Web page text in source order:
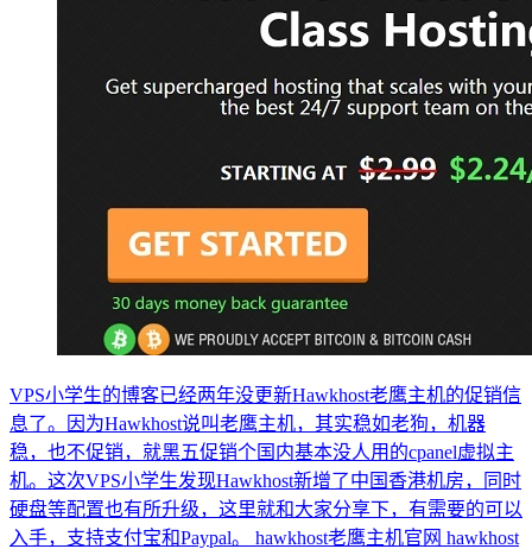
VPS小学生的博客已经两年没更新Hawkhost老鹰主机的促销信
息了。因为Hawkhost说叫老鹰主机，其实稳如老狗，机器
稳，也不促销，就黑五促销个国内基本没人用的cpanel虚拟主
机。这次VPS小学生发现Hawkhost新增了中国香港机房，同时
硬盘等配置也有所升级，这里就和大家分享下，有需要的可以
入手，支持支付宝和Paypal。 hawkhost老鹰主机官网 hawkhost